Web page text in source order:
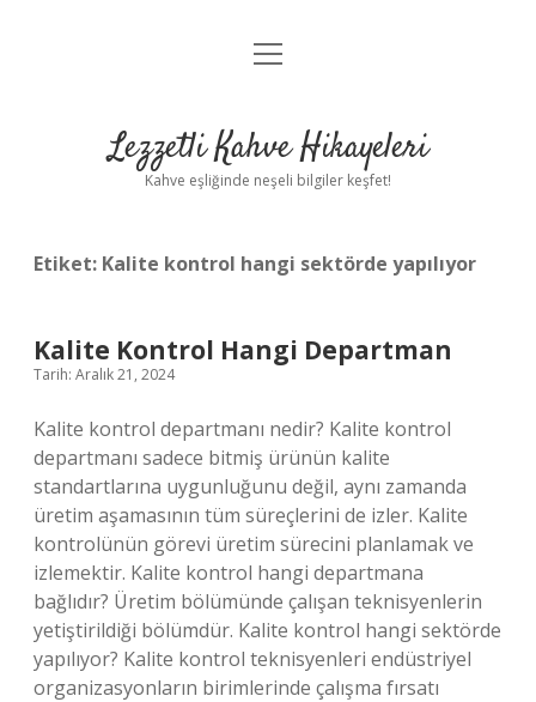
Anasayfa
Yasal Uyarı
menüyü
Lezzetli Kahve Hikayeleri
Kahve eşliğinde neşeli bilgiler keşfet!
Etiket: Kalite kontrol hangi sektörde yapılıyor
Kalite Kontrol Hangi Departman
Tarih: Aralık 21, 2024
Kalite kontrol departmanı nedir? Kalite kontrol
departmanı sadece bitmiş ürünün kalite
standartlarına uygunluğunu değil, aynı zamanda
üretim aşamasının tüm süreçlerini de izler. Kalite
kontrolünün görevi üretim sürecini planlamak ve
izlemektir. Kalite kontrol hangi departmana
bağlıdır? Üretim bölümünde çalışan teknisyenlerin
yetiştirildiği bölümdür. Kalite kontrol hangi sektörde
yapılıyor? Kalite kontrol teknisyenleri endüstriyel
organizasyonların birimlerinde çalışma fırsatı